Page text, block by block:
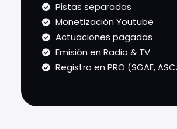
Pistas separadas
Monetización Youtube
Actuaciones pagadas
Emisión en Radio & TV
Registro en PRO (SGAE,